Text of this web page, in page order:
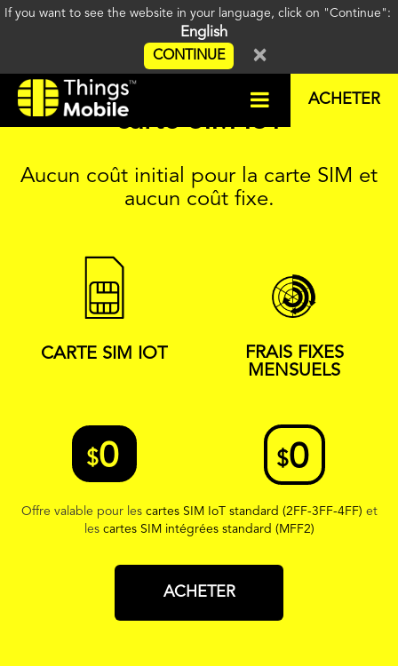
If you want to see the website in your language, click on "Continue":
English
CONTINUE ×
ACHETER
Obtenez gratuitement la
carte SIM IoT
Aucun coût initial pour la carte SIM et
aucun coût fixe.
CARTE SIM IOT
$0
FRAIS FIXES
MENSUELS
$0
Offre valable pour les cartes SIM IoT standard (2FF-3FF-4FF) et
les cartes SIM intégrées standard (MFF2)
ACHETER